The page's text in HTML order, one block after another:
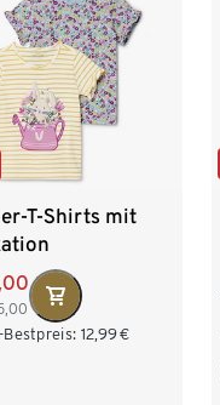
T-Shirts mit
Bestpreis: 12,99€